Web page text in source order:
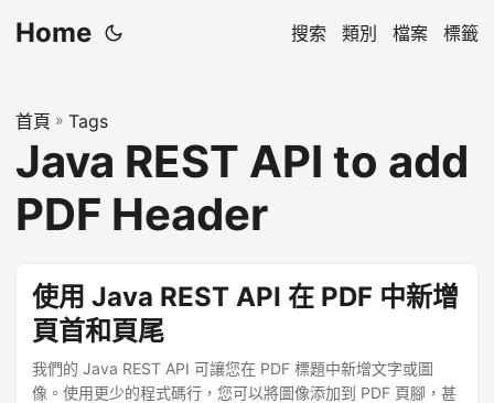
Home 搜索 類別 檔案 標籤
首頁 » Tags
Java REST API to add
PDF Header
使用 Java REST API 在 PDF 中新增
頁首和頁尾
我們的 Java REST API 可讓您在 PDF 標題中新增文字或圖
像。使用更少的程式碼行，您可以將圖像添加到 PDF 頁腳，甚